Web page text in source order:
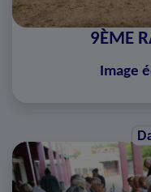
9ÈME
Image